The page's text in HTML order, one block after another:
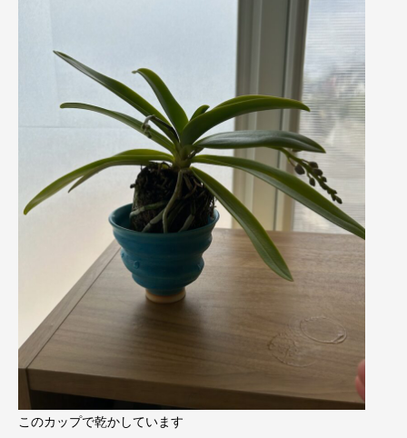
このカップで乾かしています